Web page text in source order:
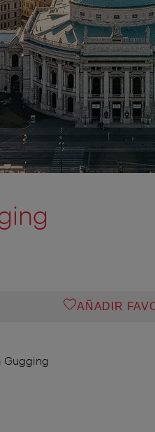
AÑADIR
Gugging